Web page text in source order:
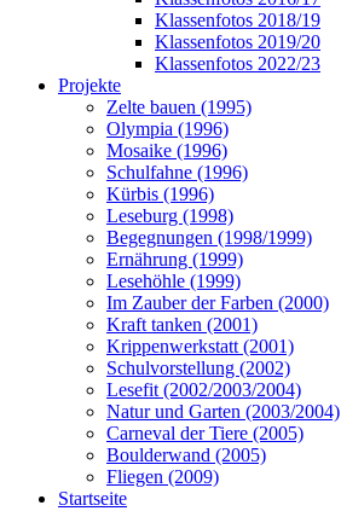
Klassenfotos 2018/19
Klassenfotos 2019/20
Klassenfotos 2022/23
Projekte
Zelte bauen (1995)
Olympia (1996)
Mosaike (1996)
Schulfahne (1996)
Kürbis (1996)
Leseburg (1998)
Begegnungen (1998/1999)
Ernährung (1999)
Lesehöhle (1999)
Im Zauber der Farben (2000)
Kraft tanken (2001)
Krippenwerkstatt (2001)
Schulvorstellung (2002)
Lesefit (2002/2003/2004)
Natur und Garten (2003/2004)
Carneval der Tiere (2005)
Boulderwand (2005)
Fliegen (2009)
Startseite